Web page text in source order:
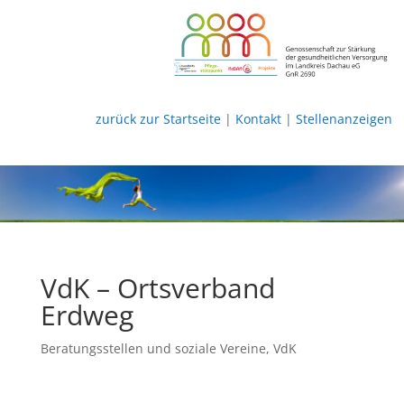
zurück zur Startseite| Kontakt| Stellenanzeigen
VdK – Ortsverband
Erdweg
Beratungsstellen und soziale Vereine, VdK